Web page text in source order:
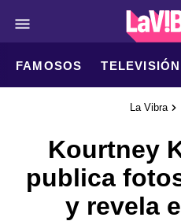
FAMOSOS TELEVISIÓN
La Vibra
Kourtney
publica
y revela